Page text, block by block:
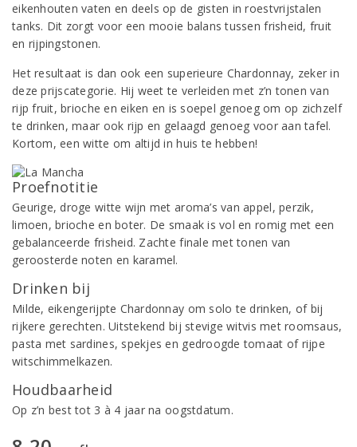
eikenhouten vaten en deels op de gisten in roestvrijstalen
tanks. Dit zorgt voor een mooie balans tussen frisheid, fruit
en rijpingstonen.
Het resultaat is dan ook een superieure Chardonnay, zeker in
deze prijscategorie. Hij weet te verleiden met z’n tonen van
rijp fruit, brioche en eiken en is soepel genoeg om op zichzelf
te drinken, maar ook rijp en gelaagd genoeg voor aan tafel.
Kortom, een witte om altijd in huis te hebben!
Proefnotitie
Geurige, droge witte wijn met aroma’s van appel, perzik,
limoen, brioche en boter. De smaak is vol en romig met een
gebalanceerde frisheid. Zachte finale met tonen van
geroosterde noten en karamel.
Drinken bij
Milde, eikengerijpte Chardonnay om solo te drinken, of bij
rijkere gerechten. Uitstekend bij stevige witvis met roomsaus,
pasta met sardines, spekjes en gedroogde tomaat of rijpe
witschimmelkazen.
Houdbaarheid
Op z’n best tot 3 à 4 jaar na oogstdatum.